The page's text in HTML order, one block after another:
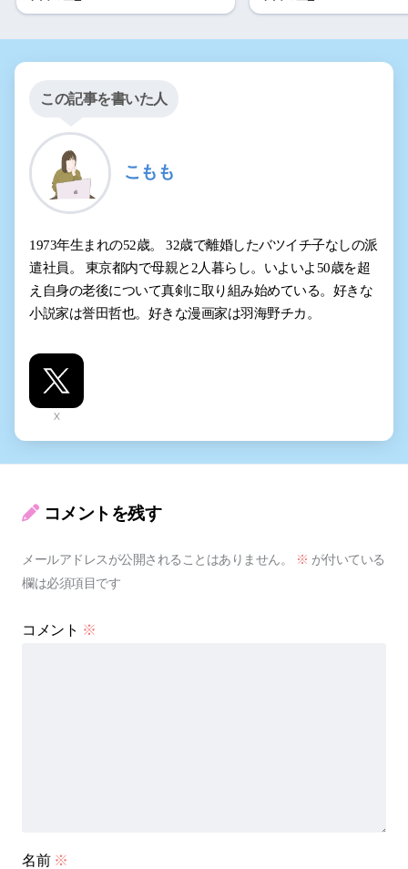
この記事を書いた人
こもも
1973年生まれの52歳。 32歳で離婚したバツイチ子なしの派
遣社員。 東京都内で母親と2人暮らし。いよいよ50歳を超
え自身の老後について真剣に取り組み始めている。好きな
小説家は誉田哲也。好きな漫画家は羽海野チカ。
X
コメントを残す
メールアドレスが公開されることはありません。 ※ が付いている
欄は必須項目です
コメント ※
名前 ※